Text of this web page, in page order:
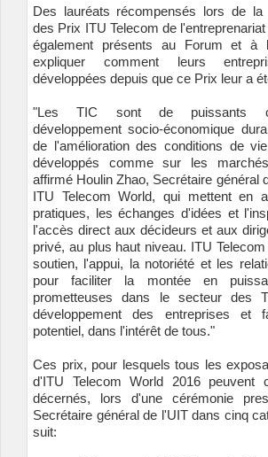
Des lauréats récompensés lors de la
des Prix ITU Telecom de
également présents au Forum et à
expliquer comment leurs
développées depuis que ce Prix leur a
"Les TIC sont de puissants
développement socio-économique
de l'amélioration des conditions de
développés comme sur les
affirmé Houlin Zhao, Secrétaire général
ITU Telecom World, qui mettent en
pratiques, les échanges d'idées et
l'accès direct aux décideurs et aux
privé, au plus haut niveau. ITU
soutien, l'appui, la notoriété et les
pour faciliter la montée en
prometteuses dans le secteur des
développement des entreprises et
potentiel, dans l'intérêt de tous."
Ces prix, pour lesquels tous les
d'ITU Telecom World 2016 peuvent
décernés, lors d'une cérémonie
Secrétaire général de l'UIT dans cinq
suit: